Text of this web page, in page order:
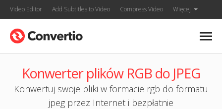
Video Editor Add Subtitles to Video Compress Video Więcej
Konwerter plików RGB do JPEG
Konwertuj swoje pliki w formacie rgb do formatu
jpeg przez Internet i bezpłatnie